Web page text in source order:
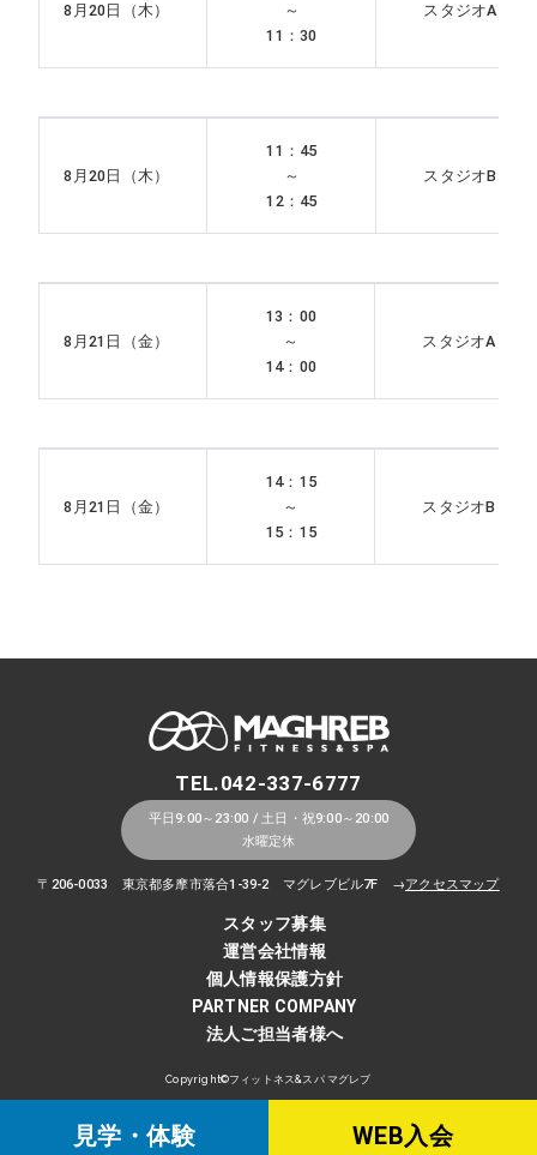
見学・体験 WEB入会
8月20日（木）
～
11：30
スタジオA
8月20日（木）
11：45
～
12：45
スタジオB
8月21日（金）
13：00
～
14：00
スタジオA
8月21日（金）
14：15
～
15：15
スタジオB
TEL.042-337-6777
平日9:00～23:00 / 土日・祝9:00～20:00
水曜定休
〒206-0033 東京都多摩市落合1-39-2 マグレブビル7F →アクセスマップ
スタッフ募集
運営会社情報
個人情報保護方針
PARTNER COMPANY
法人ご担当者様へ
Copyright©フィットネス&スパ マグレブ